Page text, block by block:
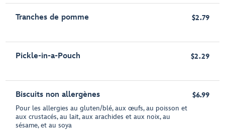
Tranches de pomme $2.79
Pickle-in-a-Pouch $2.29
Biscuits non allergènes
Pour les allergies au gluten/blé, aux œufs, au poisson et
aux crustacés, au lait, aux arachides et aux noix, au
sésame, et au soya
$6.99